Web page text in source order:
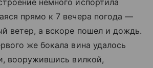
немного испортила
прямо к 7 вечера погода —
ветер, а вскоре пошел и дождь.
же бокала вина удалось
вооружившись вилкой,